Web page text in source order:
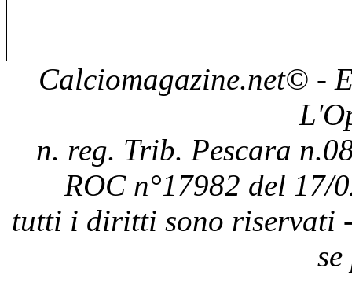
Calciomagazine.net© -
n. reg. Trib. Pescara
ROC n°17982 del 17/
tutti i diritti sono riservati